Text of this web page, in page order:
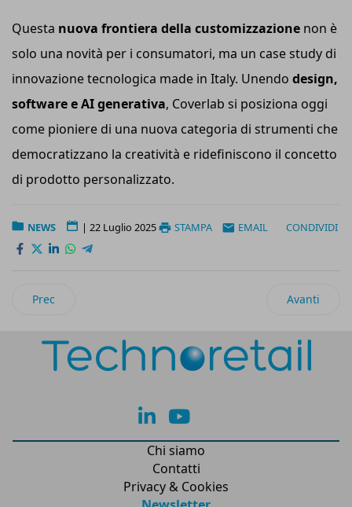
Questa nuova frontiera della customizzazione non è
solo una novità per i consumatori, ma un case study di
innovazione tecnologica made in Italy. Unendo design,
software e AI generativa, Coverlab si posiziona oggi
come pioniere di una nuova categoria di strumenti che
democratizzano la creatività e ridefiniscono il concetto
di prodotto personalizzato.
NEWS | 22 Luglio 2025 STAMPA EMAIL CONDIVIDI
Articolo precedente: Guala Closures inaugura un nuovo
Prec Articolo
Avanti
lk yt
Chi siamo
Contatti
Privacy & Cookies